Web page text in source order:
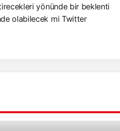
yönünde bir beklenti
olabilecek mi Twitter